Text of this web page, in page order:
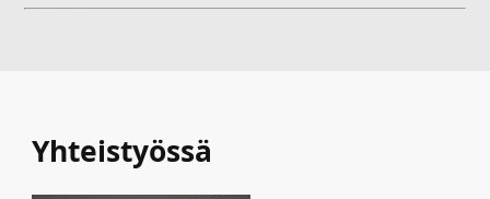
Yhteistyössä